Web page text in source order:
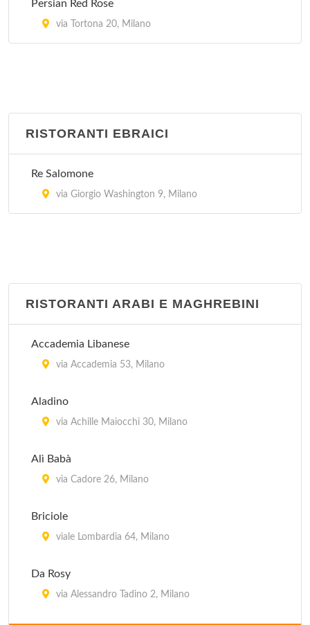
Persian Red Rose
via Tortona 20, Milano
RISTORANTI EBRAICI
Re Salomone
via Giorgio Washington 9, Milano
RISTORANTI ARABI E MAGHREBINI
Accademia Libanese
via Accademia 53, Milano
Aladino
via Achille Maiocchi 30, Milano
Alì Babà
via Cadore 26, Milano
Briciole
viale Lombardia 64, Milano
Da Rosy
via Alessandro Tadino 2, Milano